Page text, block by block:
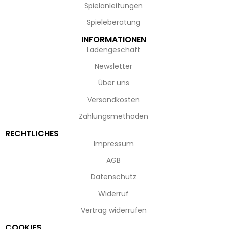
Spielanleitungen
Spieleberatung
INFORMATIONEN
Ladengeschäft
Newsletter
Über uns
Versandkosten
Zahlungsmethoden
RECHTLICHES
Impressum
AGB
Datenschutz
Widerruf
Vertrag widerrufen